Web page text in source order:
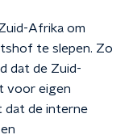
Afrika om
te slepen. Zo
dat de Zuid-
voor eigen
dat de interne